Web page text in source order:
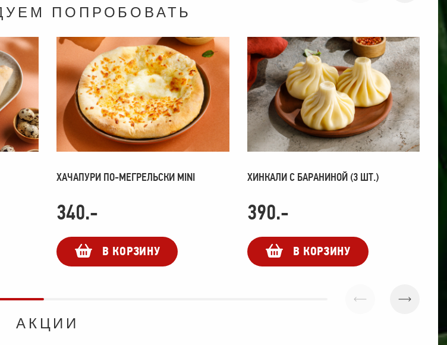
ПОПРОБОВАТЬ
ХАЧАПУРИ ПО-МЕГРЕЛЬСКИ MINI
340.-
В КОРЗИНУ
ХИНКАЛИ С БАРАНИНОЙ (3 ШТ.)
390.-
В КОРЗИНУ
АКЦИИ